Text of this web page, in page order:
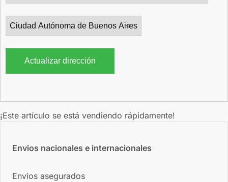
Actualizar dirección
¡Este artículo se está vendiendo rápidamente!
Envios nacionales e internacionales
Envios asegurados